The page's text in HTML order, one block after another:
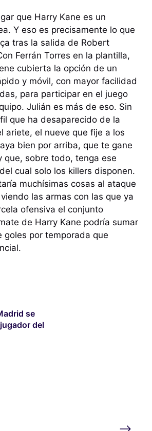
que Harry Kane es un
Y eso es precisamente lo que
tras la salida de Robert
Ferrán Torres en la plantilla,
cubierta la opción de un
y móvil, con mayor facilidad
para participar en el juego
Julián es más de eso. Sin
que ha desaparecido de la
ariete, el nueve que fije a los
bien por arriba, que te gane
que, sobre todo, tenga ese
cual solo los killers disponen.
muchísimas cosas al ataque
las armas con las que ya
ofensiva el conjunto
de Harry Kane podría sumar
goles por temporada que
se
del